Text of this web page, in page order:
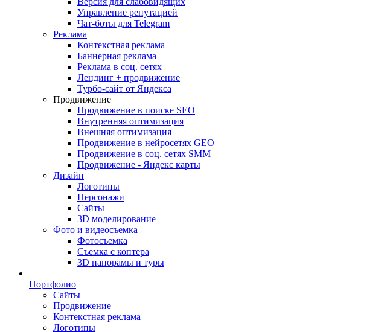
Управление репутацией
Чат-боты для Telegram
Реклама
Контекстная реклама
Баннерная реклама
Реклама в соц. сетях
Лендинг + продвижение
Турбо-сайт от Яндекса
Продвижение
Продвижение в поиске SEO
Внутренняя оптимизация
Внешняя оптимизация
Продвижение в нейросетях GEO
Продвижение в соц. сетях SMM
Продвижение - Яндекс карты
Дизайн
Логотипы
Персонажи
Сайты
3D моделирование
Фото и видеосъемка
Фотосъемка
Съемка с коптера
3D панорамы и туры
Портфолио
Сайты
Продвижение
Контекстная реклама
Логотипы